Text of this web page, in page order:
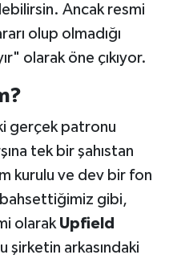
Ancak resmi
olup olmadığı
olarak öne çıkıyor.
gerçek patronu
tek bir şahıstan
kurulu ve dev bir fon
bahsettiğimiz gibi,
olarakUpfield
şirketin arkasındaki